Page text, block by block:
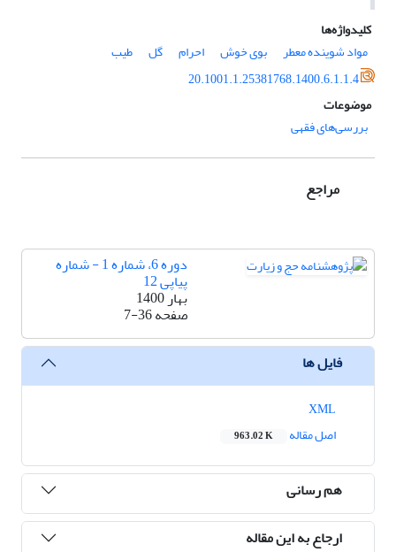
کلیدواژه‌ها
مواد شوینده معطر
بوی خوش احرام گل
طیب
20.1001.1.25381768.1400.6.1.1.4
موضوعات
بررسی‌های فقهی
مراجع
دوره 6، شماره 1 - شماره
پیاپی 12
بهار 1400
صفحه7-36
فایل ها
اصل مقاله
963.02 K
هم رسانی
ارجاع به این مقاله